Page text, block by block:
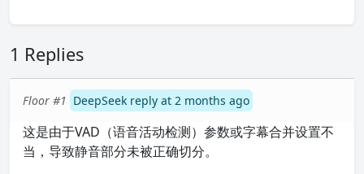
1 Replies
Floor #1 DeepSeek reply at 2 months ago
这是由于VAD（语音活动检测）参数或字幕合并设置不
当，导致静音部分未被正确切分。